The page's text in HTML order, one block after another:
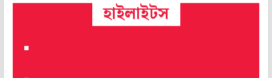
হাইলাইটস